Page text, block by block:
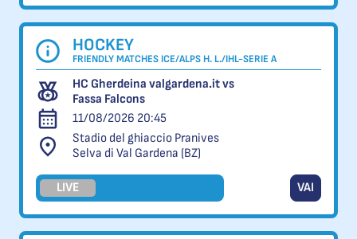
HOCKEY
FRIENDLY MATCHES ICE/ALPS H. L./IHL-SERIE A
HC Gherdeina valgardena.it vs
Fassa Falcons
11/08/2026 20:45
Stadio del ghiaccio Pranives
Selva di Val Gardena (BZ)
LIVE VAI